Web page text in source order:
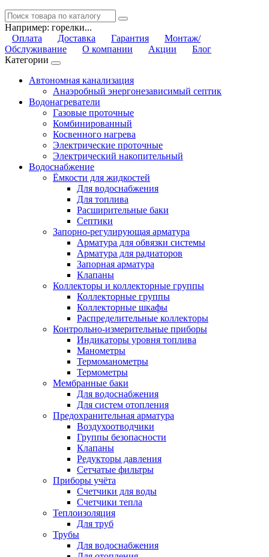
Например: горелки...
Оплата
Доставка Гарантия
Монтаж/
Обслуживание
О компании Акции
Блог
Категории
Автономная канализация
Анаэробный энергонезависимый септик
Водонагреватели
Газовые проточные
Комбинированный
Косвенного нагрева
Электрические проточные
Электрический накопительный
Водоснабжение
Ёмкости для жидкостей
Для водоснабжения
Для топлива
Расширительные баки
Септики
Запорно-регулирующая арматура
Арматура для обвязки системы
Арматура для радиаторов
Запорная арматура
Клапаны
Коллекторы и коллекторные группы
Коллекторные группы
Коллекторные шкафы
Распределительные коллекторы
Контрольно-измерительные приборы
Индикаторы уровня топлива
Манометры
Термоманометры
Термометры
Мембранные баки
Для водоснабжения
Для систем отопления
Предохранительная арматура
Воздухоотводчики
Группы безопасности
Клапаны
Редукторы давления
Сетчатые фильтры
Приборы учёта
Счетчики для воды
Счетчики тепла
Теплоизоляция
Для труб
Трубы
Для водоснабжения